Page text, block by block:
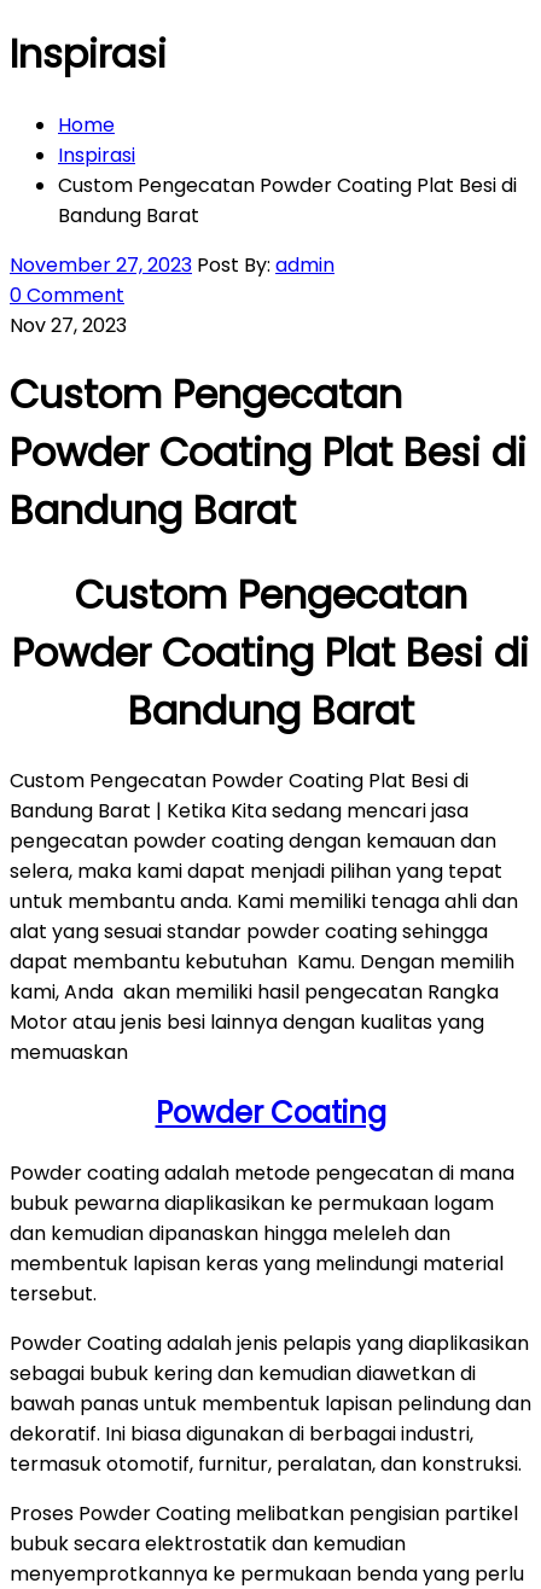
Inspirasi
Home
Inspirasi
Custom Pengecatan Powder Coating Plat Besi di
Bandung Barat
November 27, 2023 Post By: admin
0 Comment
Nov 27, 2023
Custom Pengecatan
Powder Coating Plat Besi di
Bandung Barat
Custom Pengecatan
Powder Coating Plat Besi di
Bandung Barat
Custom Pengecatan Powder Coating Plat Besi di
Bandung Barat | Ketika Kita sedang mencari jasa
pengecatan powder coating dengan kemauan dan
selera, maka kami dapat menjadi pilihan yang tepat
untuk membantu anda. Kami memiliki tenaga ahli dan
alat yang sesuai standar powder coating sehingga
dapat membantu kebutuhan Kamu. Dengan memilih
kami, Anda akan memiliki hasil pengecatan Rangka
Motor atau jenis besi lainnya dengan kualitas yang
memuaskan
Powder Coating
Powder coating adalah metode pengecatan di mana
bubuk pewarna diaplikasikan ke permukaan logam
dan kemudian dipanaskan hingga meleleh dan
membentuk lapisan keras yang melindungi material
tersebut.
Powder Coating adalah jenis pelapis yang diaplikasikan
sebagai bubuk kering dan kemudian diawetkan di
bawah panas untuk membentuk lapisan pelindung dan
dekoratif. Ini biasa digunakan di berbagai industri,
termasuk otomotif, furnitur, peralatan, dan konstruksi.
Proses Powder Coating melibatkan pengisian partikel
bubuk secara elektrostatik dan kemudian
menyemprotkannya ke permukaan benda yang perlu